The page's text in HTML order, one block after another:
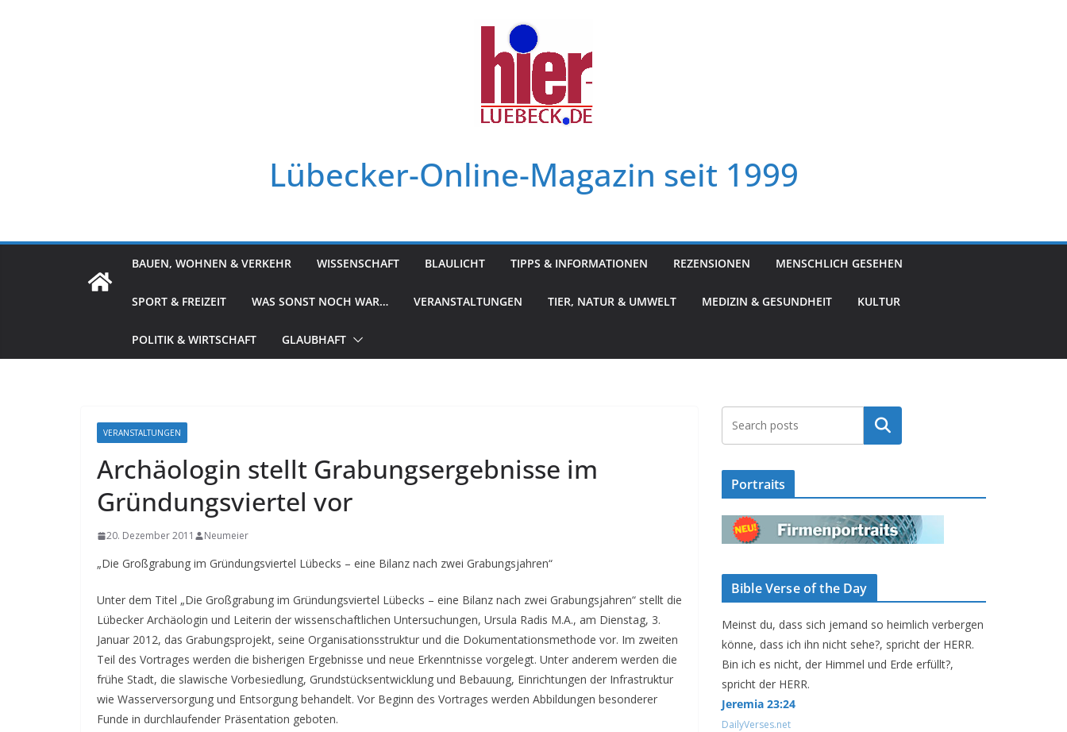
Lübecker-Online-Magazin seit 1999
BAUEN, WOHNEN & VERKEHR WISSENSCHAFT BLAULICHT TIPPS & INFORMATIONEN REZENSIONEN MENSCHLICH GESEHEN
SPORT & FREIZEIT WAS SONST NOCH WAR… VERANSTALTUNGEN TIER, NATUR & UMWELT MEDIZIN & GESUNDHEIT KULTUR
POLITIK & WIRTSCHAFT GLAUBHAFT
VERANSTALTUNGEN
Archäologin stellt Grabungsergebnisse im
Gründungsviertel vor
20. Dezember 2011 Neumeier
„Die Großgrabung im Gründungsviertel Lübecks – eine Bilanz nach zwei Grabungsjahren“
Unter dem Titel „Die Großgrabung im Gründungsviertel Lübecks – eine Bilanz nach zwei Grabungsjahren“ stellt die
Lübecker Archäologin und Leiterin der wissenschaftlichen Untersuchungen, Ursula Radis M.A., am Dienstag, 3.
Januar 2012, das Grabungsprojekt, seine Organisationsstruktur und die Dokumentationsmethode vor. Im zweiten
Teil des Vortrages werden die bisherigen Ergebnisse und neue Erkenntnisse vorgelegt. Unter anderem werden die
frühe Stadt, die slawische Vorbesiedlung, Grundstücksentwicklung und Bebauung, Einrichtungen der Infrastruktur
wie Wasserversorgung und Entsorgung behandelt. Vor Beginn des Vortrages werden Abbildungen besonderer
Funde in durchlaufender Präsentation geboten.
Suchen
Portraits
Bible Verse of the Day
Meinst du, dass sich jemand so heimlich verbergen
könne, dass ich ihn nicht sehe?, spricht der HERR.
Bin ich es nicht, der Himmel und Erde erfüllt?,
spricht der HERR.
Jeremia 23:24
DailyVerses.net